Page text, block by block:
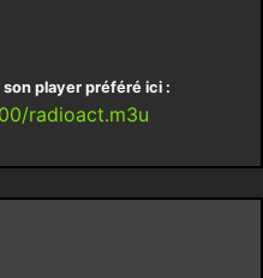
son player préféré ici :
radioact.m3u